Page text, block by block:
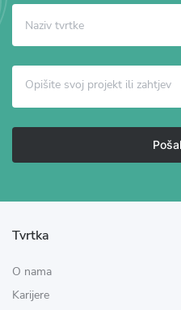
Tvrtka
O nama
Karijere